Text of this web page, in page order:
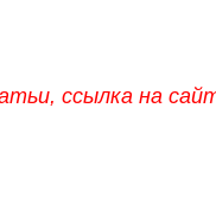
ссылка на